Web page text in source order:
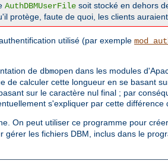
AuthDBMUserFile soit stocké en dehors
protège, faute de quoi, les clients
utilisé (par exemple
de dbmopen dans les modules
de calculer cette longueur en se basant
sur le caractère nul final ; par
s'expliquer par cette différence
On peut utiliser ce programme pour
les fichiers DBM, inclus dans le